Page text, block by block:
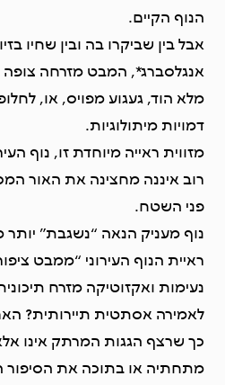
הנוף הקיים.
אבל בין שביקרו בה ובין שחיו
אנגלסברג*, המבט מזרחה צופה
מלא הוד, געגוע מפויס, או,
דמויות מיתולוגיות.
מזווית ראייה מיוחדת זו, נוף
רוב איננה מחצינה את האור
פני השטח.
נוף מעניק הנאה “נשגבת” יותר
ראיית הנוף העירוני “ממבט
נעימות ואקזוטיקה מזרח
לאמירה אסתטית תיירותית? האם
כך שרצף הגגות המרתק אינו
מתחתיה או בתוכה את הסיפור